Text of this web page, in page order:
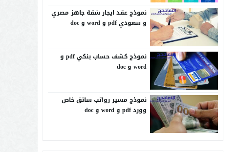
نموذج عقد ايجار شقة جاهز مصري
و سعودي pdf و word و doc
نموذج كشف حساب بنكي pdf و
word و doc
نموذج مسير رواتب سائق خاص
وورد pdf و word و doc